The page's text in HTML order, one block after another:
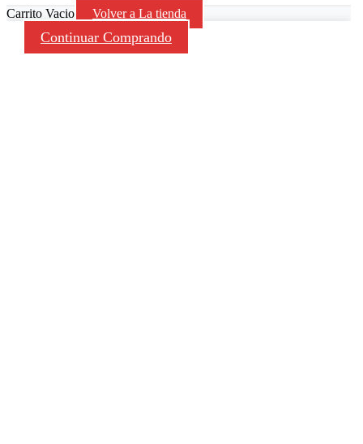
Carrito Vacio Volver a La tienda
Continuar Comprando